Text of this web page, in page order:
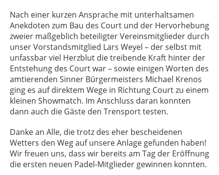
Nach einer kurzen Ansprache mit unterhaltsamen
Anekdoten zum Bau des Court und der Hervorhebung
zweier maßgeblich beteiligter Vereinsmitglieder durch
unser Vorstandsmitglied Lars Weyel – der selbst mit
unfassbar viel Herzblut die treibende Kraft hinter der
Entstehung des Court war – sowie einigen Worten des
amtierenden Sinner Bürgermeisters Michael Krenos
ging es auf direktem Wege in Richtung Court zu einem
kleinen Showmatch. Im Anschluss daran konnten
dann auch die Gäste den Trensport testen.
Danke an Alle, die trotz des eher bescheidenen
Wetters den Weg auf unsere Anlage gefunden haben!
Wir freuen uns, dass wir bereits am Tag der Eröffnung
die ersten neuen Padel-Mitglieder gewinnen konnten.